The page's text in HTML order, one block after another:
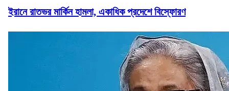
ইরানে রাতভর মার্কিন হামলা, একাধিক প্রদেশে বিস্ফোরণ